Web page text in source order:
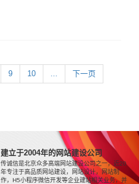
9 10 ... 下一页
建立于2004年的网站建设公司
传诚信是北京众多高端网站建设公司之一，近20
年专注于高品质网站建设，网站设计，网站制
作，H5小程序微信开发等企业建站相关业务，并